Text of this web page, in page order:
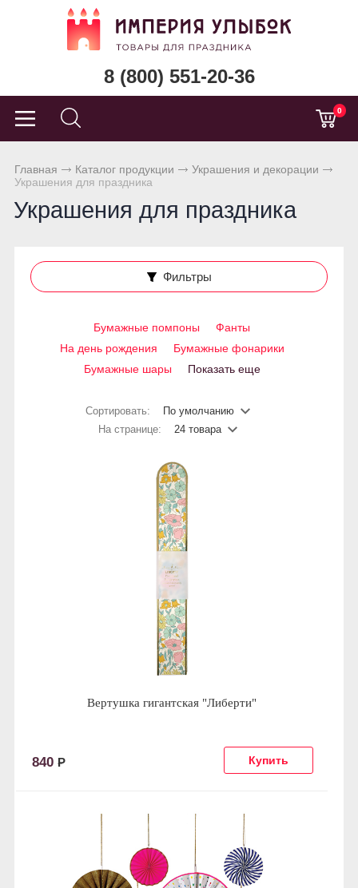
8 (800) 551-20-36
0
Главная Каталог продукции
Украшения и декорации
Украшения для праздника
Украшения для праздника
Фильтры
Бумажные помпоны
Фанты
На день рождения
Бумажные фонарики
Бумажные шары
Показать еще
Сортировать:
По умолчанию
На странице:
24 товара
Вертушка гигантская "Либерти"
840 Р